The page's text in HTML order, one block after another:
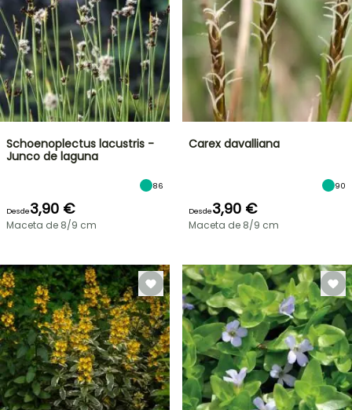
Schoenoplectus lacustris -
Junco de laguna
86
Desde3,90 €
Maceta de 8/9 cm
Carex davalliana
90
Desde3,90 €
Maceta de 8/9 cm